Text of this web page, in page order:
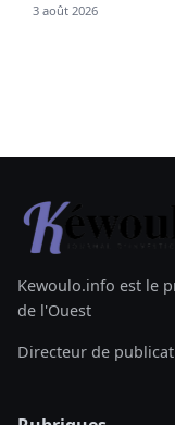
3 août 2026
Kewoulo.info est le
de l'Ouest
Directeur de